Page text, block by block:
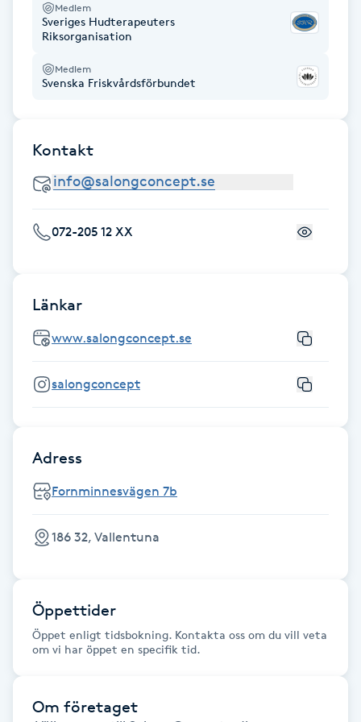
IPL hårborttagning
IR-massage
Keratinbehandling
Kinesiologi
Kinesisk medicin
Klangmassage
Klippning & Slingor
Klippning ungdom
Koppningsmassage
Medlem
Sveriges Hudterapeuters
Riksorganisation
Medlem
Svenska Friskvårdsförbundet
Kontakt
072-205 12 XX
Länkar
www.salongconcept.se
salongconcept
Adress
Fornminnesvägen 7b
186 32, Vallentuna
Öppettider
Öppet enligt tidsbokning. Kontakta oss om du vill veta
om vi har öppet en specifik tid.
Om företaget